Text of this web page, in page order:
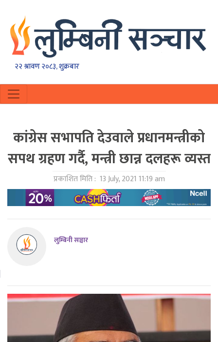
२२ श्रावण २०८३, शुक्रबार
कांग्रेस सभापति देउवाले प्रधानमन्त्रीको
सपथ ग्रहण गर्दै, मन्त्री छान्न दलहरू व्यस्त
प्रकाशित मिति : 13 July, 2021 11:19 am
लुम्बिनी सञ्चार